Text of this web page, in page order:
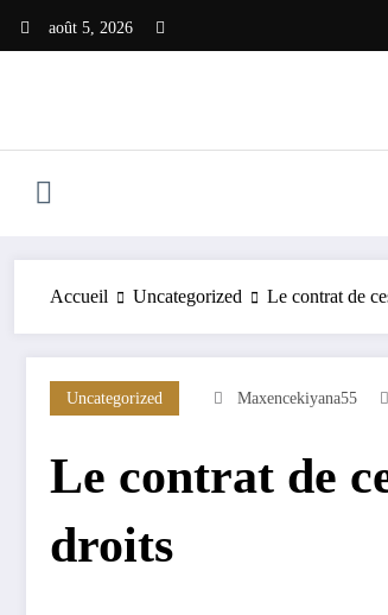
août 5, 2026
Accueil Uncategorized Le contrat de
Uncategorized Maxencekiyana55
Le contrat de
droits